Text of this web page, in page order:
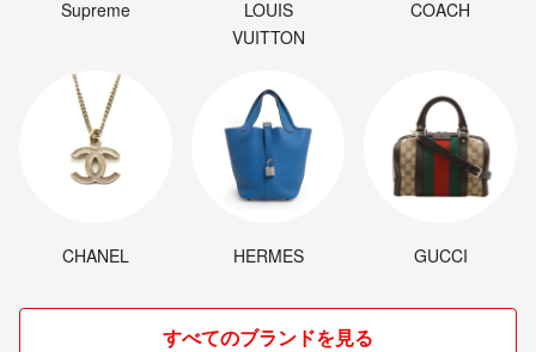
Supreme
LOUIS
VUITTON
COACH
CHANEL HERMES GUCCI
すべてのブランドを見る